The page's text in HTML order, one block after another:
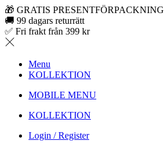
🎁 GRATIS PRESENTFÖRPACKNING
🚚 99 dagars returrätt
✅ Fri frakt från 399 kr
Menu
KOLLEKTION
MOBILE MENU
KOLLEKTION
Login / Register